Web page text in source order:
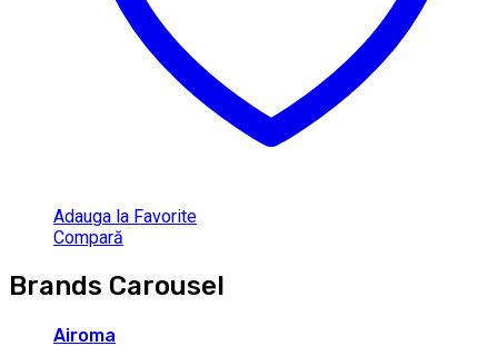
Adauga la Favorite
Compară
Brands Carousel
Airoma